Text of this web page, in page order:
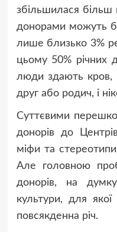
збільшилася більш
донорами можуть
лише близько 3%
цьому 50% річних
люди здають кров,
друг або родич, і
Суттєвими
донорів до
міфи та
Але головною
донорів, на думку
культури, для
повсякденна річ.